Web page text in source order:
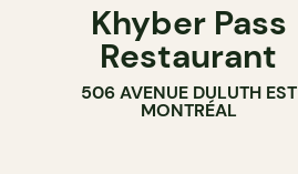
APPORTEZ VOTRE VIN
Khyber Pass
Restaurant
506 AVENUE DULUTH EST
MONTRÉAL